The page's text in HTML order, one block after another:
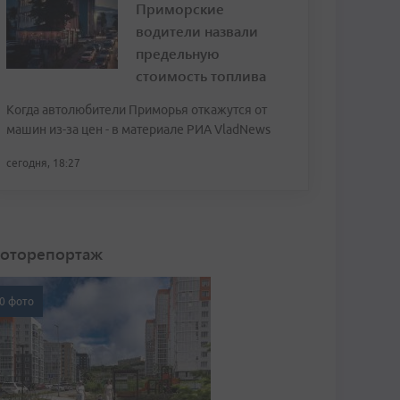
Приморские
водители назвали
предельную
стоимость топлива
Когда автолюбители Приморья откажутся от
машин из-за цен - в материале РИА VladNews
сегодня, 18:27
фото